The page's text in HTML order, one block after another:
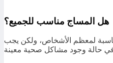
هل المساج مناسب للجميع؟
لمعظم الأشخاص، ولكن يجب